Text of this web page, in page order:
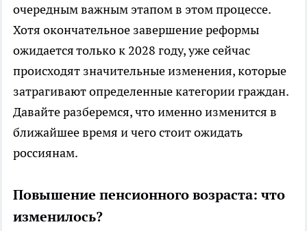
очередным важным этапом в этом процессе.
Хотя окончательное завершение реформы
ожидается только к 2028 году, уже сейчас
происходят значительные изменения, которые
затрагивают определенные категории граждан.
Давайте разберемся, что именно изменится в
ближайшее время и чего стоит ожидать
россиянам.
Повышение пенсионного возраста: что
изменилось?